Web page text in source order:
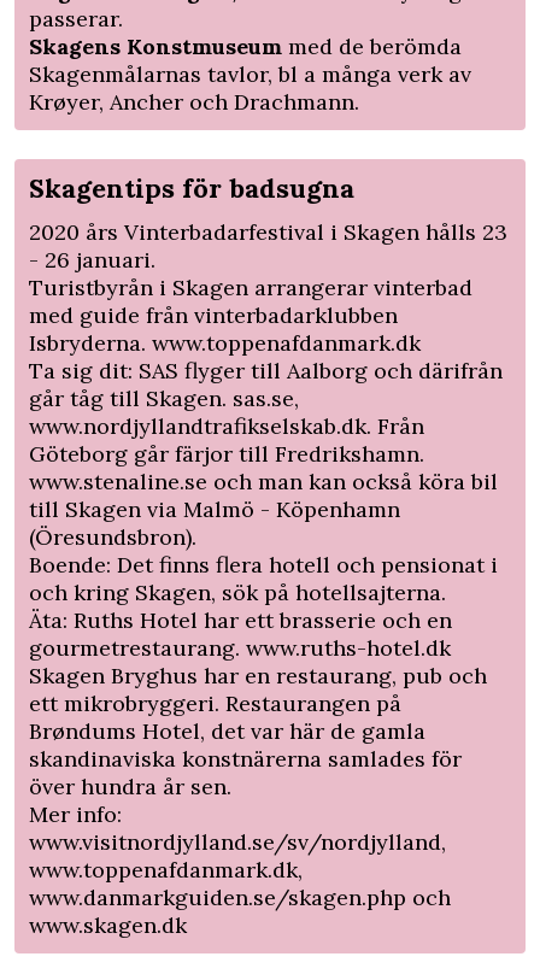
passerar.
Skagens Konstmuseum med de berömda
Skagenmålarnas tavlor, bl a många verk av
Krøyer, Ancher och Drachmann.
Skagentips för badsugna
2020 års Vinterbadarfestival i Skagen hålls 23
- 26 januari.
Turistbyrån i Skagen arrangerar vinterbad
med guide från vinterbadarklubben
Isbryderna. www.toppenafdanmark.dk
Ta sig dit: SAS flyger till Aalborg och därifrån
går tåg till Skagen. sas.se,
www.nordjyllandtrafikselskab.dk. Från
Göteborg går färjor till Fredrikshamn.
www.stenaline.se och man kan också köra bil
till Skagen via Malmö - Köpenhamn
(Öresundsbron).
Boende: Det finns flera hotell och pensionat i
och kring Skagen, sök på hotellsajterna.
Äta: Ruths Hotel har ett brasserie och en
gourmetrestaurang. www.ruths-hotel.dk
Skagen Bryghus har en restaurang, pub och
ett mikrobryggeri. Restaurangen på
Brøndums Hotel, det var här de gamla
skandinaviska konstnärerna samlades för
över hundra år sen.
Mer info:
www.visitnordjylland.se/sv/nordjylland,
www.toppenafdanmark.dk,
www.danmarkguiden.se/skagen.php och
www.skagen.dk